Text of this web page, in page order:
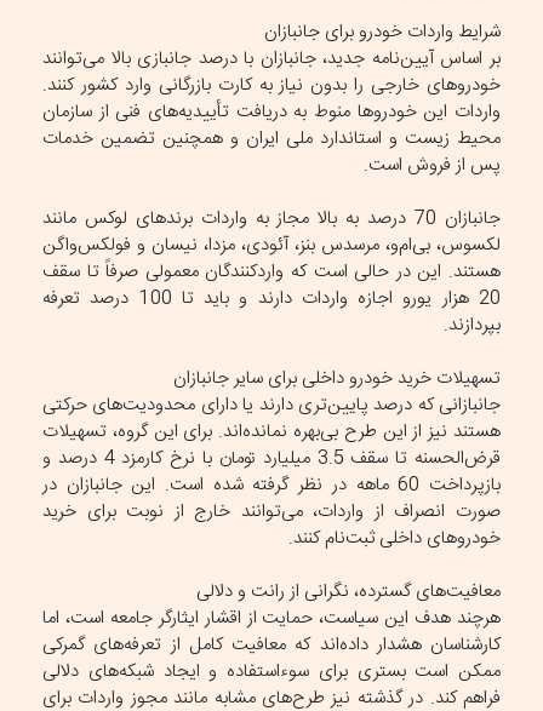
شرایط واردات خودرو برای جانبازان
بر اساس آیین‌نامه جدید، جانبازان با درصد جانبازی بالا می‌توانند
خودرو‌های خارجی را بدون نیاز به کارت بازرگانی وارد کشور کنند.
واردات این خودرو‌ها منوط به دریافت تأییدیه‌های فنی از سازمان
محیط زیست و استاندارد ملی ایران و همچنین تضمین خدمات
پس از فروش است.
جانبازان 70 درصد به بالا مجاز به واردات برند‌های لوکس مانند
لکسوس، بی‌ام‌و، مرسدس بنز، آئودی، مزدا، نیسان و فولکس‌واگن
هستند. این در حالی است که واردکنندگان معمولی صرفاً تا سقف
20 هزار یورو اجازه واردات دارند و باید تا 100 درصد تعرفه
بپردازند.
تسهیلات خرید خودرو داخلی برای سایر جانبازان
جانبازانی که درصد پایین‌تری دارند یا دارای محدودیت‌های حرکتی
هستند نیز از این طرح بی‌بهره نمانده‌اند. برای این گروه، تسهیلات
قرض‌الحسنه تا سقف 3.5 میلیارد تومان با نرخ کارمزد 4 درصد و
بازپرداخت 60 ماهه در نظر گرفته شده است. این جانبازان در
صورت انصراف از واردات، می‌توانند خارج از نوبت برای خرید
خودرو‌های داخلی ثبت‌نام کنند.
معافیت‌های گسترده، نگرانی از رانت و دلالی
هرچند هدف این سیاست، حمایت از اقشار ایثارگر جامعه است، اما
کارشناسان هشدار داده‌اند که معافیت کامل از تعرفه‌های گمرکی
ممکن است بستری برای سوءاستفاده و ایجاد شبکه‌های دلالی
فراهم کند. در گذشته نیز طرح‌های مشابه مانند مجوز واردات برای